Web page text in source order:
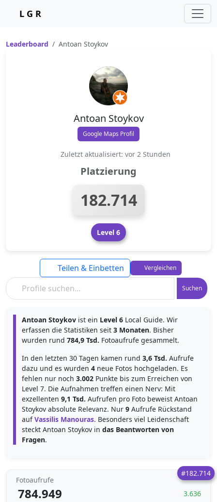
L G R
Leaderboard Antoan Stoykov
Antoan Stoykov
Google Maps Profil
Zuletzt aktualisiert: vor 2 Stunden
Platzierung
182.714
Level 6
Suchen
Teilen & Einbetten Vergleichen
Antoan Stoykov ist ein Level 6 Local Guide. Wir
erfassen die Statistiken seit 3 Monaten. Bisher
wurden rund 784,9 Tsd. Fotoaufrufe gesammelt.
In den letzten 30 Tagen kamen rund 3,6 Tsd. Aufrufe
dazu und es wurden 4 neue Fotos hochgeladen. Es
fehlen nur noch 3.002 Punkte bis zum Erreichen von
Level 7. Die Aufnahmen treffen einen Nerv: Mit
exzellenten 9,1 Tsd. Aufrufen pro Foto beweist Antoan
Stoykov absolute Relevanz. Nur 9 Aufrufe Rückstand
aufVassilis Manouras. Besonders viel Leidenschaft
steckt Antoan Stoykov in das Beantworten von
Fragen.
#182.714
Fotoaufrufe
784.949 3.636